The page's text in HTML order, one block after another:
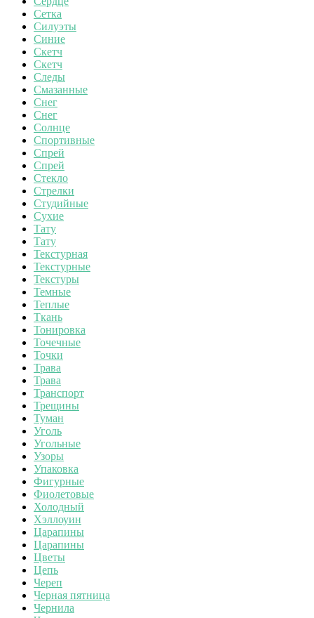
Сетка
Силуэты
Синие
Скетч
Скетч
Следы
Смазанные
Снег
Снег
Солнце
Спортивные
Спрей
Спрей
Стекло
Стрелки
Студийные
Сухие
Тату
Тату
Текстурная
Текстурные
Текстуры
Темные
Теплые
Ткань
Тонировка
Точечные
Точки
Трава
Трава
Транспорт
Трещины
Туман
Уголь
Угольные
Узоры
Упаковка
Фигурные
Фиолетовые
Холодный
Хэллоуин
Царапины
Царапины
Цветы
Цепь
Череп
Черная пятница
Чернила